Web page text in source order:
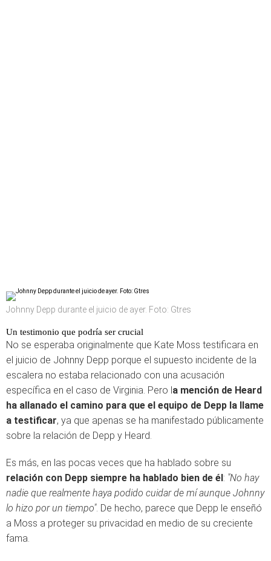
Johnny Depp durante el juicio de ayer. Foto: Gtres
Un testimonio que podría ser crucial
No se esperaba originalmente que Kate Moss testificara en
el juicio de Johnny Depp porque el supuesto incidente de la
escalera no estaba relacionado con una acusación
específica en el caso de Virginia. Pero la mención de Heard
ha allanado el camino para que el equipo de Depp la llame
a testificar, ya que apenas se ha manifestado públicamente
sobre la relación de Depp y Heard.
Es más, en las pocas veces que ha hablado sobre su
relación con Depp siempre ha hablado bien de él: "No hay
nadie que realmente haya podido cuidar de mí aunque Johnny
lo hizo por un tiempo". De hecho, parece que Depp le enseñó
a Moss a proteger su privacidad en medio de su creciente
fama.